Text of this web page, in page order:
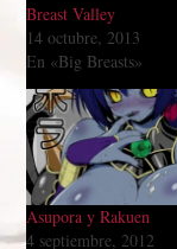
Breast Valley
14 octubre, 2013
En «Big Breasts»
Asupora y Rakuen
4 septiembre, 2012